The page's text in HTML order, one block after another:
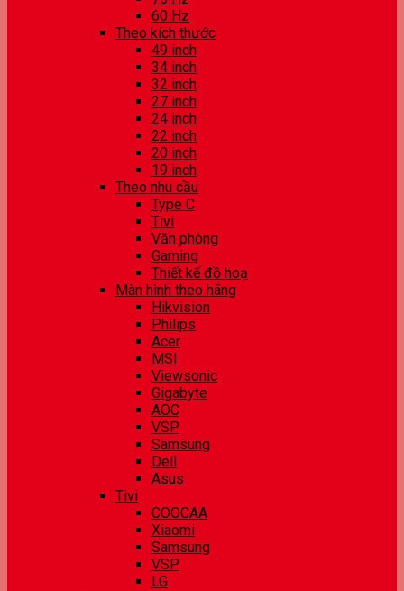
60 Hz
Theo kích thước
49 inch
34 inch
32 inch
27 inch
24 inch
22 inch
20 inch
19 inch
Theo nhu cầu
Type C
Tivi
Văn phòng
Gaming
Thiết kế đồ hoạ
Màn hình theo hãng
Hikvision
Philips
Acer
MSI
Viewsonic
Gigabyte
AOC
VSP
Samsung
Dell
Asus
Tivi
COOCAA
Xiaomi
Samsung
VSP
LG